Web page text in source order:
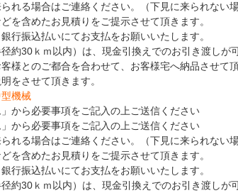
れる場合はご連絡ください。（下見に来られない
を含めたお見積りをご提示させて頂きます。
行振込払いにてお支払をお願いいたします。
径約30ｋｍ以内）は、現金引換えでのお引き渡しが
様とのご都合を合わせて、お客様宅へ納品させて頂
をさせて頂きます。
機械
から必要事項をご記入の上ご送信ください
から必要事項をご記入の上ご送信ください
れる場合はご連絡ください。（下見に来られない
を含めたお見積りをご提示させて頂きます。
行振込払いにてお支払をお願いいたします。
径約30ｋｍ以内）は、現金引換えでのお引き渡しが